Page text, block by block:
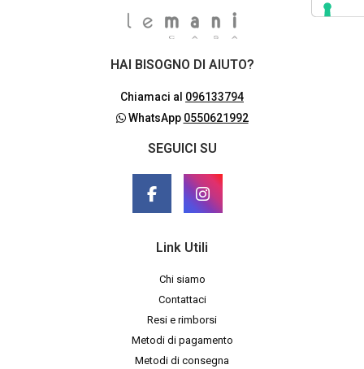
HAI BISOGNO DI AIUTO?
Chiamaci al 096133794
WhatsApp 0550621992
SEGUICI SU
Link Utili
Chi siamo
Contattaci
Resi e rimborsi
Metodi di pagamento
Metodi di consegna